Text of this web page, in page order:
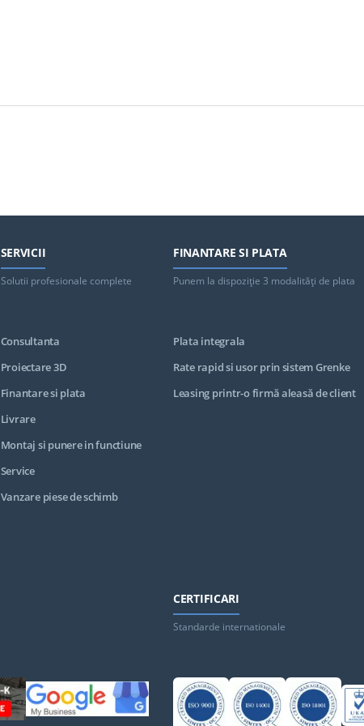
SERVICII
Solutii profesionale complete
Consultanta
Proiectare 3D
Finantare si plata
Livrare
Montaj si punere in functiune
Service
Vanzare piese de schimb
FINANTARE SI PLATA
Punem la dispoziţie 3 modalităţi de plata
Plata integrala
Rate rapid si usor prin sistem Grenke
Leasing printr-o firmă aleasă de client
CERTIFICARI
Standarde internationale